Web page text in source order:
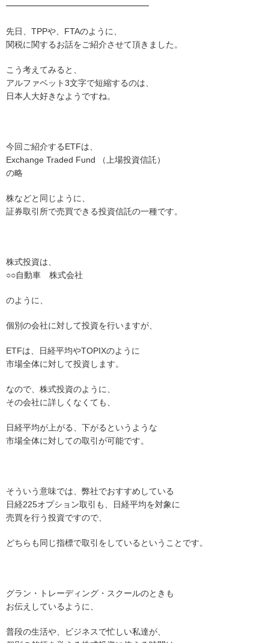
━━━━━━━━━━━━━━━━━
先日、TPPや、FTAのように、
関税に関するお話をご紹介させて頂きました。
こう考えてみると、
アルファベット3文字で短縮するのは、
日本人大好きなようですね。
今回ご紹介するETFは、
Exchange Traded Fund （上場投資信託）
の略
株などと同じように、
証券取引所で売買できる投資信託の一種です。
株式投資は、
○○自動車 株式会社
のように、
個別の会社に対して投資を行いますが、
ETFは、日経平均やTOPIXのように
市場全体に対して投資します。
なので、株式投資のように、
その会社に詳しくなくても、
日経平均が上がる、下がるというような
市場全体に対しての取引が可能です。
そういう意味では、弊社でおすすめしている
日経225オプション取引も、日経平均を対象に
売買を行う投資ですので、
どちらも同じ指標で取引をしているということです。
グラン・トレーディング・スクールのときも
お伝えしているように、
普段の生活や、ビジネスで忙しい私達が、